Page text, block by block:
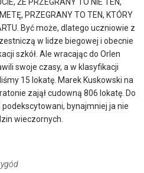
ŻE PRZEGRANY TO NIE TEN,
PRZEGRANY TO TEN, KTÓRY
Być może, dlatego uczniowie z
w lidze biegowej i obecnie
szkół. Ale wracając do Orlen
swoje czasy, a w klasyfikacji
15 lokatę. Marek Kuskowski na
zajął cudowną 806 lokatę. Do
bynajmniej ja nie
wieczornych.